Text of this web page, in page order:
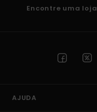
Encontre uma loja
AJUDA